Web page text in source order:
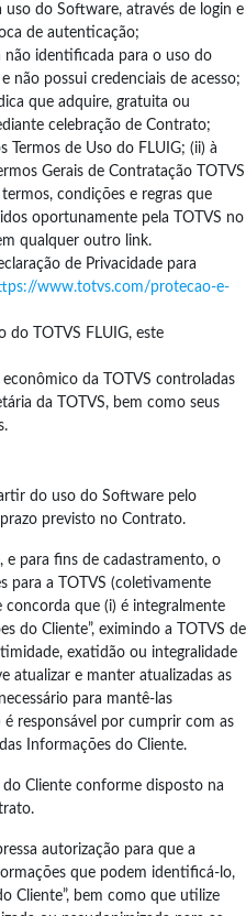
do Software, através de login e
de autenticação;
não identificada para o uso do
não possui credenciais de acesso;
que adquire, gratuita ou
celebração de Contrato;
de Uso do FLUIG; (ii) à
Gerais de Contratação TOTVS
condições e regras que
oportunamente pela TOTVS no
qualquer outro link.
de Privacidade para
www.totvs.com/protecao-e-
do TOTVS FLUIG, este
da TOTVS controladas
da TOTVS, bem como seus
do uso do Software pelo
previsto no Contrato.
para fins de cadastramento, o
para a TOTVS (coletivamente
concorda que (i) é integralmente
do Cliente”, eximindo a TOTVS de
exatidão ou integralidade
atualizar e manter atualizadas as
para mantê-las
responsável por cumprir com as
Informações do Cliente.
Cliente conforme disposto na
autorização para que a
que podem identificá-lo,
Cliente”, bem como que utilize